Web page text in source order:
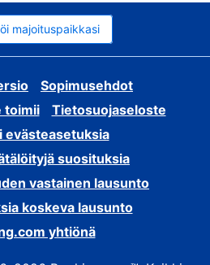
majoituspaikkasi
Sopimusehdot
toimii
Tietosuojaseloste
evästeasetuksia
suosituksia
vastainen lausunto
koskeva lausunto
yhtiönä